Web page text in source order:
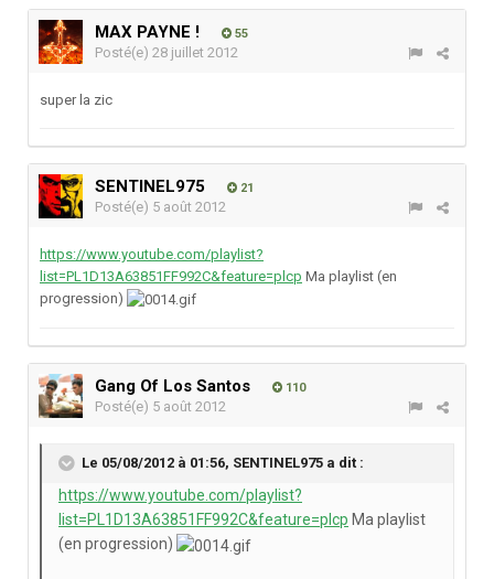
MAX PAYNE ! 55
Posté(e) 28 juillet 2012
super la zic
SENTINEL975 21
Posté(e) 5 août 2012
https://www.youtube.com/playlist?
list=PL1D13A63851FF992C&feature=plcp Ma playlist (en
progression)
Gang Of Los Santos 110
Posté(e) 5 août 2012
Le 05/08/2012 à 01:56, SENTINEL975 a dit :
https://www.youtube.com/playlist?
list=PL1D13A63851FF992C&feature=plcp Ma playlist
(en progression)